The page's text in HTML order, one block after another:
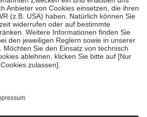
Stellung der Familie zu unterstützen,
an bei:
bis zum vollendeten 18. Lebensjahr
und Früherkennung, die von der
als unabhängigen Dienstleister für die